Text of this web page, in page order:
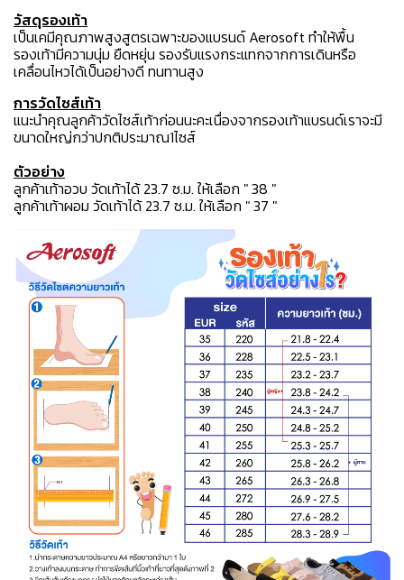
วัสดุรองเท้า
เป็นเคมีคุณภาพสูงสูตรเฉพาะของแบรนด์ Aerosoft ทำให้พื้น
รองเท้ามีความนุ่ม ยืดหยุ่น รองรับแรงกระแทกจากการเดินหรือ
เคลื่อนไหวได้เป็นอย่างดี ทนทานสูง
การวัดไซส์เท้า
แนะนำคุณลูกค้าวัดไซส์เท้าก่อนนะคะเนื่องจากรองเท้าแบรนด์เราจะมี
ขนาดใหญ่กว่าปกติประมาณ1ไซส์
ตัวอย่าง
ลูกค้าเท้าอวบ วัดเท้าได้ 23.7 ซ.ม. ให้เลือก " 38 "
ลูกค้าเท้าผอม วัดเท้าได้ 23.7 ซ.ม. ให้เลือก " 37 "